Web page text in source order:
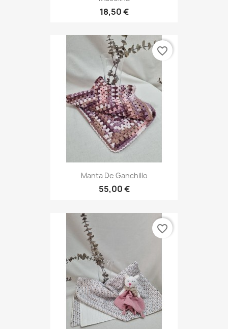
18,50 €
Manta De Ganchillo
55,00 €
favorite_border
favorite_border